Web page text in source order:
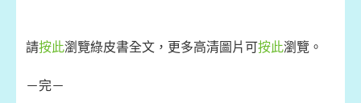
請按此瀏覽綠皮書全文，更多高清圖片可按此瀏覽。
－完－